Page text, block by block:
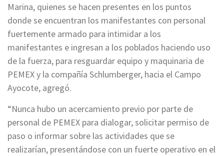
Marina, quienes se hacen presentes en los puntos
donde se encuentran los manifestantes con personal
fuertemente armado para intimidar a los
manifestantes e ingresan a los poblados haciendo uso
de la fuerza, para resguardar equipo y maquinaria de
PEMEX y la compañía Schlumberger, hacia el Campo
Ayocote, agregó.
“Nunca hubo un acercamiento previo por parte de
personal de PEMEX para dialogar, solicitar permiso de
paso o informar sobre las actividades que se
realizarían, presentándose con un fuerte operativo en el